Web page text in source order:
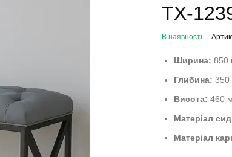
TX-
В наявності
Ширина: 850
Глибина:
Висота: 460
Матеріал
Матеріал